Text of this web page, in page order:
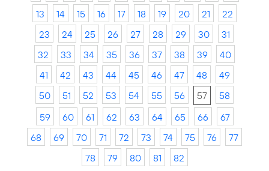
13
14 15 16 17 18 19 20 21
22
23
24 25 26 27 28 29 30
31
32
33 34 35 36 37 38 39
40
41
42 43 44 45 46 47 48
49
50
51 52 53 54 55 56 57
58
59
60 61 62 63 64 65 66
67
68
69 70 71 72 73 74 75 76
77
78
79 80 81 82